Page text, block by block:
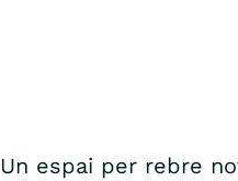
Un espai per rebre